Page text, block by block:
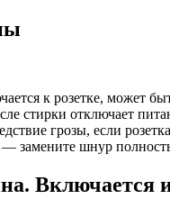
к розетке, может
стирки отключает
грозы, если
замените шнур